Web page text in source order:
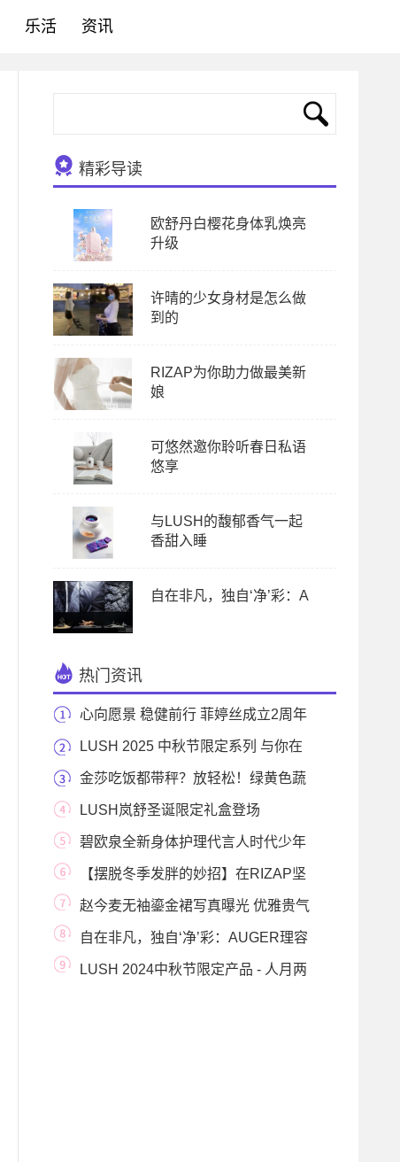
乐活 资讯
精彩导读
欧舒丹白樱花身体乳焕亮
升级
许晴的少女身材是怎么做
到的
RIZAP为你助力做最美新
娘
可悠然邀你聆听春日私语
悠享
与LUSH的馥郁香气一起
香甜入睡
自在非凡，独自‘净’彩：A
热门资讯
心向愿景 稳健前行 菲婷丝成立2周年
LUSH 2025 中秋节限定系列 与你在
满月影下享受沐浴
金莎吃饭都带秤？放轻松！绿黄色蔬
菜让你健康
LUSH岚舒圣诞限定礼盒登场
碧欧泉全新身体护理代言人时代少年
团 无处不滑
【摆脱冬季发胖的妙招】在RIZAP坚
持锻炼,别让您
赵今麦无袖鎏金裙写真曝光 优雅贵气
中尽显少女
自在非凡，独自‘净’彩：AUGER理容
工具品牌新品
LUSH 2024中秋节限定产品 - 人月两